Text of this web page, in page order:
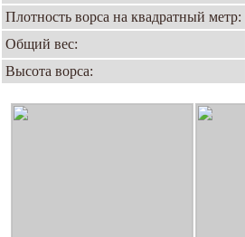
Плотность ворса на квадратный метр:
Общий вес:
Высота ворса: